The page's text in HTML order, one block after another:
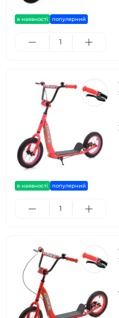
в наявності популярний
в наявності популярний